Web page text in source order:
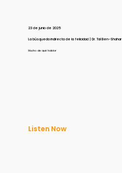
23 de junio de 2025
La búsqueda indirecta de la felicidad | Dr. Tal Ben-Shahar
Mucho de qué hablar
Listen Now